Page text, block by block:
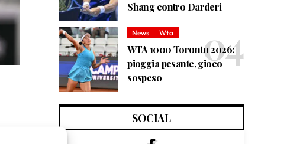
Shang contro Darderi
News Wta
WTA 1000 Toronto 2026:
pioggia pesante, gioco
sospeso
SOCIAL